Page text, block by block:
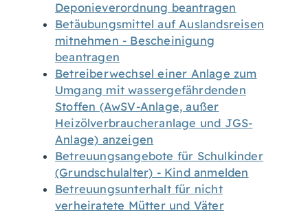
Deponieverordnung beantragen
Betäubungsmittel auf Auslandsreisen
mitnehmen - Bescheinigung
beantragen
Betreiberwechsel einer Anlage zum
Umgang mit wassergefährdenden
Stoffen (AwSV-Anlage, außer
Heizölverbraucheranlage und JGS-
Anlage) anzeigen
Betreuungsangebote für Schulkinder
(Grundschulalter) - Kind anmelden
Betreuungsunterhalt für nicht
verheiratete Mütter und Väter